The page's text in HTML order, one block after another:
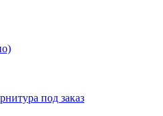
под заказ